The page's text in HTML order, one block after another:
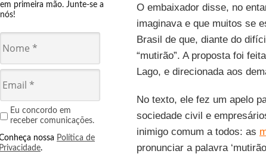
em primeira mão. Junte-se a
nós!
Eu concordo em
receber comunicações.
nossa Política de
Privacidade.
O embaixador disse, no
imaginava e que muitos se
Brasil de que, diante do
“mutirão”. A proposta foi
Lago, e direcionada aos
No texto, ele fez um apelo
sociedade civil e
inimigo comum a todos: as
pronunciar a palavra